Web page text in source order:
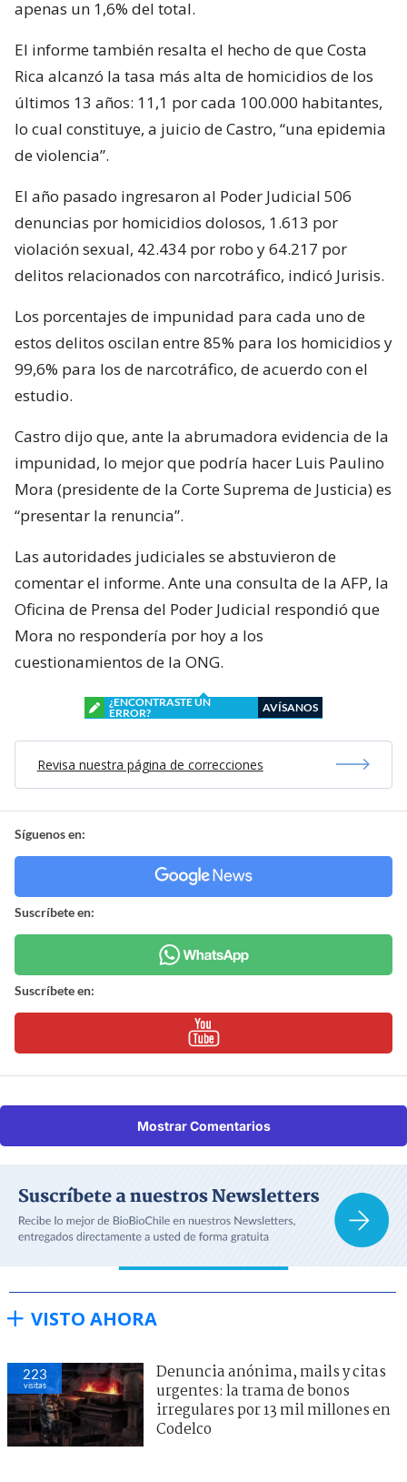
apenas un 1,6% del total.
El informe también resalta el hecho de que Costa
Rica alcanzó la tasa más alta de homicidios de los
últimos 13 años: 11,1 por cada 100.000 habitantes,
lo cual constituye, a juicio de Castro, “una epidemia
de violencia”.
El año pasado ingresaron al Poder Judicial 506
denuncias por homicidios dolosos, 1.613 por
violación sexual, 42.434 por robo y 64.217 por
delitos relacionados con narcotráfico, indicó Jurisis.
Los porcentajes de impunidad para cada uno de
estos delitos oscilan entre 85% para los homicidios y
99,6% para los de narcotráfico, de acuerdo con el
estudio.
Castro dijo que, ante la abrumadora evidencia de la
impunidad, lo mejor que podría hacer Luis Paulino
Mora (presidente de la Corte Suprema de Justicia) es
“presentar la renuncia”.
Las autoridades judiciales se abstuvieron de
comentar el informe. Ante una consulta de la AFP, la
Oficina de Prensa del Poder Judicial respondió que
Mora no respondería por hoy a los
cuestionamientos de la ONG.
¿ENCONTRASTE UN
ERROR?
AVÍSANOS
Revisa nuestra página de correcciones
Síguenos en:
Suscríbete en:
Suscríbete en:
Mostrar Comentarios
VISTO AHORA
223
visitas
Denuncia anónima, mails y citas
urgentes: la trama de bonos
irregulares por 13 mil millones en
Codelco